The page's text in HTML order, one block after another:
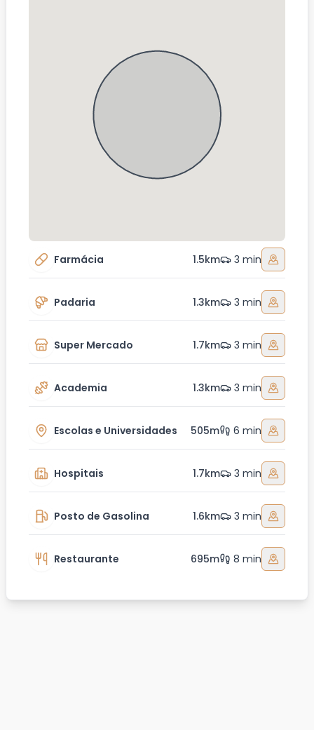
Farmácia 1.5km 3 min
Padaria 1.3km 3 min
Super Mercado 1.7km 3 min
Academia 1.3km 3 min
Escolas e Universidades 505m 6 min
Hospitais 1.7km 3 min
Posto de Gasolina 1.6km 3 min
Restaurante 695m 8 min